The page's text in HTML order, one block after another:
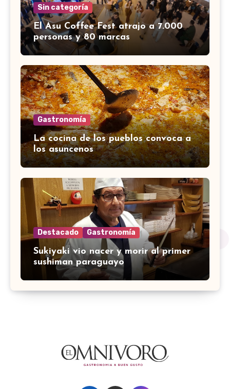
Sin categoría
El Asu Coffee Fest atrajo a 7.000
personas y 80 marcas
Gastronomía
La cocina de los pueblos convoca a
los asuncenos
Destacado Gastronomía
Sukiyaki vio nacer y morir al primer
sushiman paraguayo